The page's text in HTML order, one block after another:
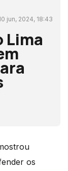
jun, 2024, 18:43
Lima
os